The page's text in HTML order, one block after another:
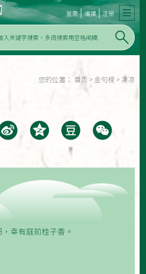
登录 编撰 注册
您的位置： 首页 > 金句榜 > 凄凉
幸有庭前桂子香。